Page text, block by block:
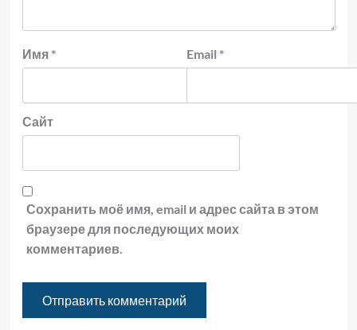
Имя * Email *
Сайт
Сохранить моё имя, email и адрес сайта в этом
браузере для последующих моих
комментариев.